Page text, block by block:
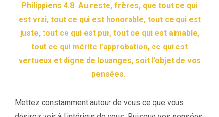
Philippiens 4.8 Au reste, frères, que tout ce qui
est vrai, tout ce qui est honorable, tout ce qui est
juste, tout ce qui est pur, tout ce qui est aimable,
tout ce qui mérite l’approbation, ce qui est
vertueux et digne de louanges, soit l’objet de vos
pensées.
Mettez constamment autour de vous ce que vous